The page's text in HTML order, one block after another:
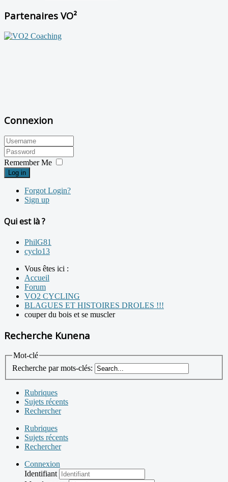
Partenaires VO²
Connexion
Remember Me
Log in
Forgot Login?
Sign up
Qui est là ?
PhilG81
cyclo13
Vous êtes ici :
Accueil
Forum
VO2 CYCLING
BLAGUES ET HISTOIRES DROLES !!!
couper du bois et se muscler
Recherche Kunena
Mot-clé
Recherche par mots-clés:
Rubriques
Sujets récents
Rechercher
Rubriques
Sujets récents
Rechercher
Connexion
Identifiant